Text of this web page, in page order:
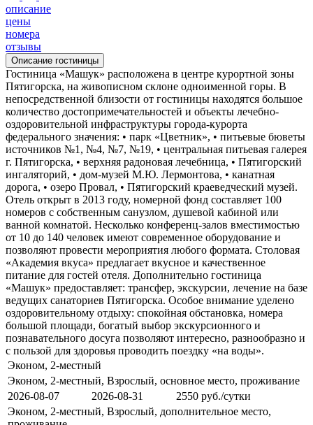
описание
цены
номера
отзывы
Описание гостиницы
Гостиница «Машук» расположена в центре курортной зоны
Пятигорска, на живописном склоне одноименной горы. В
непосредственной близости от гостиницы находятся большое
количество достопримечательностей и объекты лечебно-
оздоровительной инфраструктуры города-курорта
федерального значения: • парк «Цветник», • питьевые бюветы
источников №1, №4, №7, №19, • центральная питьевая галерея
г. Пятигорска, • верхняя радоновая лечебница, • Пятигорский
ингаляторий, • дом-музей М.Ю. Лермонтова, • канатная
дорога, • озеро Провал, • Пятигорский краеведческий музей.
Отель открыт в 2013 году, номерной фонд составляет 100
номеров с собственным санузлом, душевой кабиной или
ванной комнатой. Несколько конференц-залов вместимостью
от 10 до 140 человек имеют современное оборудование и
позволяют провести мероприятия любого формата. Столовая
«Академия вкуса» предлагает вкусное и качественное
питание для гостей отеля. Дополнительно гостиница
«Машук» предоставляет: трансфер, экскурсии, лечение на базе
ведущих санаториев Пятигорска. Особое внимание уделено
оздоровительному отдыху: спокойная обстановка, номера
большой площади, богатый выбор экскурсионного и
познавательного досуга позволяют интересно, разнообразно и
с пользой для здоровья проводить поездку «на воды».
Эконом, 2-местный
Эконом, 2-местный, Взрослый, основное место, проживание
2026-08-07
2026-08-31
2550 руб./сутки
Эконом, 2-местный, Взрослый, дополнительное место,